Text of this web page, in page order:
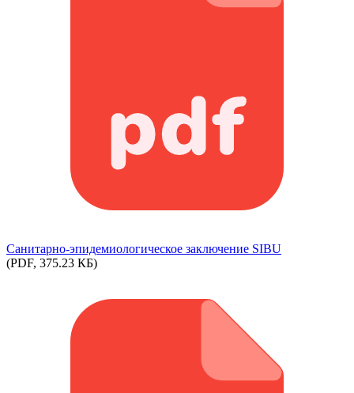
Cанитарно-эпидемиологическое заключение SIBU
(PDF, 375.23 КБ)